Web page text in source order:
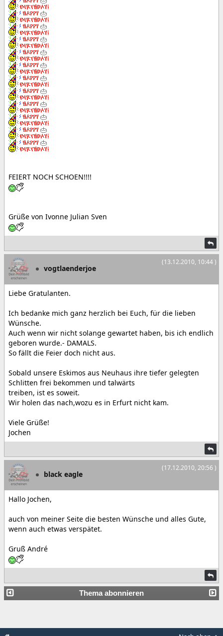
FEIERT NOCH SCHOEN!!!!
Grüße von Ivonne Julian Sven
(13.12.2010, 10:44 )
vogtlaenderjoe
Liebe Gratulanten.
Ich bedanke mich ganz herzlich bei Euch, für die lieben
Wünsche.
Auch wenn wir nicht solange gewartet haben, bis ich endlich
geboren wurde.- DAMALS.
So fällt die Feier doch nicht aus.
Sobald unsere Eskimos aus Neuhaus ihre tiefer gelegten
Schlitten frei bekommen und talwärts
treiben, ist es soweit.
Wir holen das nach,wozu es in Erfurt nicht kam.
Viele Grüße!
Jochen
(17.12.2010, 20:56 )
black eagle
Hallo Jochen,
auch von meiner Seite die besten Wünsche und alles Gute,
wenn auch etwas verspätet.
Gruß André
Thema abonnieren